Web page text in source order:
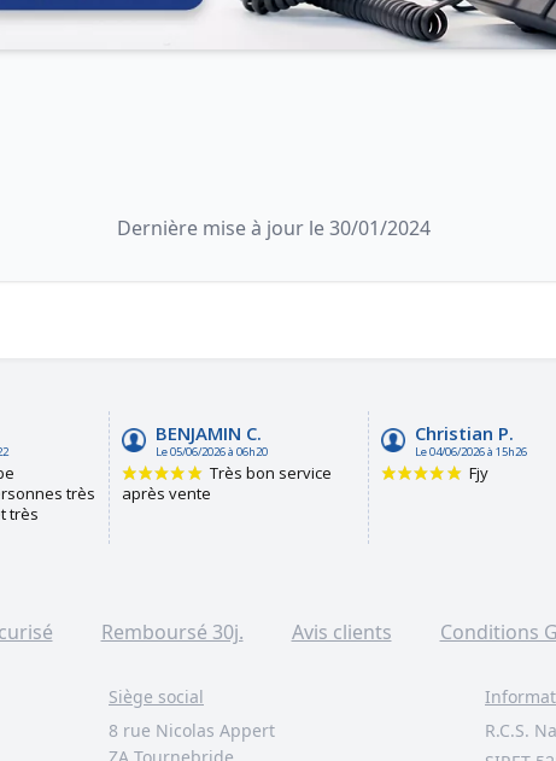
Dernière mise à jour le 30/01/2024
Remboursé 30j. Avis clients Conditions
Siège social
8 rue Nicolas Appert
R.C.S.